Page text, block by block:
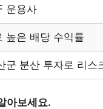
운용사
높은 배당 수익률
군 분산 투자로 리스
아보세요.